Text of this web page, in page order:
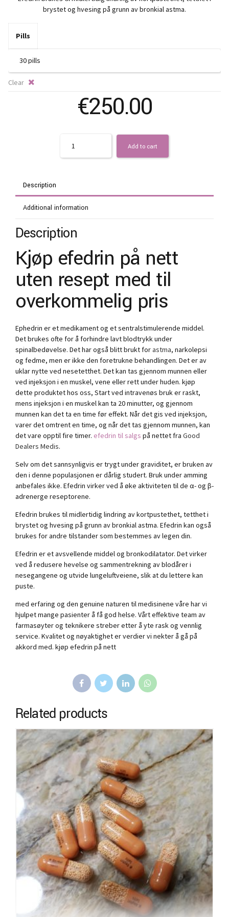
brystet og hvesing på grunn av bronkial astma.
Pills
Clear
€250.00
Add to cart
Description
Additional information
Description
Kjøp efedrin på nett
uten resept med til
overkommelig pris
Ephedrin er et medikament og et sentralstimulerende middel.
Det brukes ofte for å forhindre lavt blodtrykk under
spinalbedøvelse. Det har også blitt brukt forastma, narkolepsi
og fedme, men er ikke den foretrukne behandlingen. Det er av
uklar nytte ved nesetetthet. Det kan tas gjennom munnen eller
ved injeksjon i en muskel, vene eller rett under huden. kjøp
dette produktet hos oss, Start ved intravenøs bruk er raskt,
mens injeksjon i en muskel kan ta 20 minutter, og gjennom
munnen kan det ta en time før effekt. Når det gis ved injeksjon,
varer det omtrent en time, og når det tas gjennom munnen, kan
det vare opptil fire timer. efedrin til salgs på nettet fra Good
Dealers Medis.
Selv om det sannsynligvis er trygt under graviditet, er bruken av
den i denne populasjonen er dårlig studert. Bruk under amming
anbefales ikke. Efedrin virker ved å øke aktiviteten til de α- og β-
adrenerge reseptorene.
Efedrin brukes til midlertidig lindring av kortpustethet, tetthet i
brystet og hvesing på grunn av bronkial astma. Efedrin kan også
brukes for andre tilstander som bestemmes av legen din.
Efedrin er et avsvellende middel og bronkodilatator. Det virker
ved å redusere hevelse og sammentrekning av blodårer i
nesegangene og utvide lungeluftveiene, slik at du lettere kan
puste.
med erfaring og den genuine naturen til medisinene våre har vi
hjulpet mange pasienter å få god helse. Vårt effektive team av
farmasøyter og teknikere streber etter å yte rask og vennlig
service. Kvalitet og nøyaktighet er verdier vi nekter å gå på
akkord med. kjøp efedrin på nett
Related products